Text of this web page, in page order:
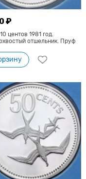
₽
центов 1981 год.
отшельник. Пруф